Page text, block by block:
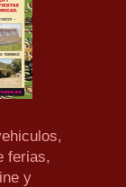
ferias,
y